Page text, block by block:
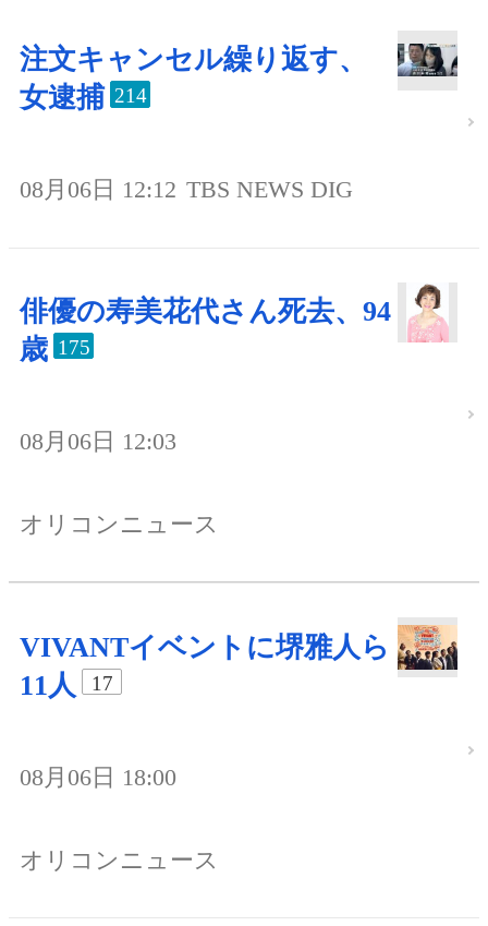
注文キャンセル繰り返す、
女逮捕 214
08月06日 12:12 TBS NEWS DIG
俳優の寿美花代さん死去、94
歳 175
08月06日 12:03
オリコンニュース
VIVANTイベントに堺雅人ら
11人
17
08月06日 18:00
オリコンニュース